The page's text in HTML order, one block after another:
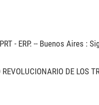
- ERP. -- Buenos Aires :
DE LOS